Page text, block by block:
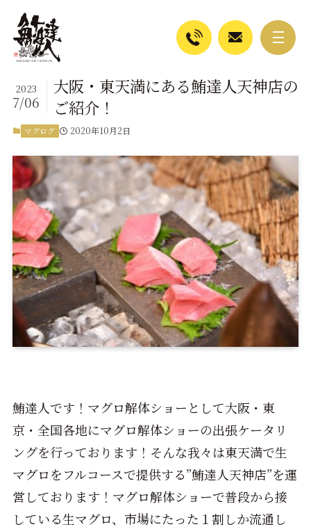
大阪・東天満にある鮪達人天神店の
ご紹介！
2023
7/06
マグログ 2020年10月2日
鮪達人です！マグロ解体ショーとして大阪・東
京・全国各地にマグロ解体ショーの出張ケータリ
ングを行っております！そんな我々は東天満で生
マグロをフルコースで提供する”鮪達人天神店”を運
営しております！マグロ解体ショーで普段から接
している生マグロ、市場にたった１割しか流通し